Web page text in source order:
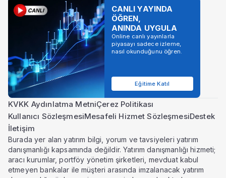
CANLI YAYINDA
ÖĞREN,
ANINDA UYGULA
Online canlı yayınlarla
piyasayı sadece izleme,
nasıl okunduğunu öğren.
Eğitime Katıl
KVKK Aydınlatma MetniÇerez Politikası
Kullanıcı SözleşmesiMesafeli Hizmet SözleşmesiDestek
İletişim
Burada yer alan yatırım bilgi, yorum ve tavsiyeleri yatırım
danışmanlığı kapsamında değildir. Yatırım danışmanlığı hizmeti;
aracı kurumlar, portföy yönetim şirketleri, mevduat kabul
etmeyen bankalar ile müşteri arasında imzalanacak yatırım